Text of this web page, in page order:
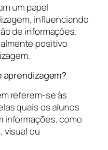
um papel
influenciando
de informações.
positivo
aprendizagem?
referem-se às
quais os alunos
informações, como
visual ou